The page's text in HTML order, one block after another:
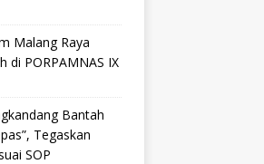
Malang Raya
di PORPAMNAS IX
Bantah
Tegaskan
SOP